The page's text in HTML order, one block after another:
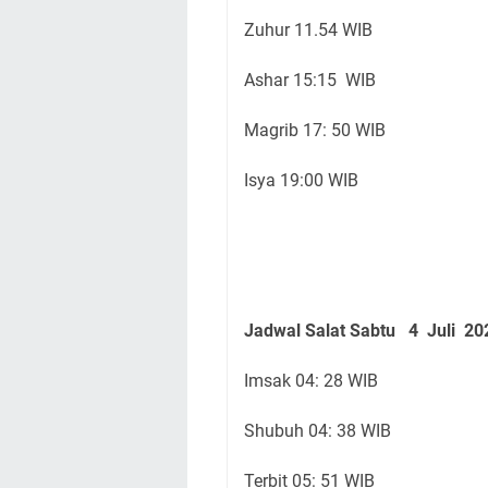
Zuhur 11.54 WIB
Ashar 15:15 WIB
Magrib 17: 50 WIB
Isya 19:00 WIB
Jadwal Salat Sabtu 4 Juli
Imsak 04: 28 WIB
Shubuh 04: 38 WIB
Terbit 05: 51 WIB